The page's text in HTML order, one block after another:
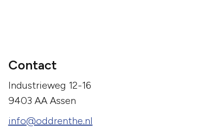
Contact
Industrieweg 12-16
9403 AA Assen
info@oddrenthe.nl